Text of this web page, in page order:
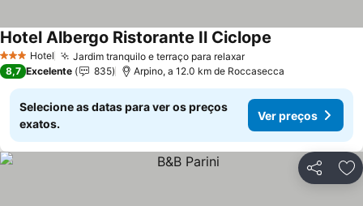
3 EstrelasHotel Jardim tranquilo e terraço para relaxarVer preços
Hotel Albergo Ristorante Il Ciclope
8,7 Excelente 835 Arpino, a 12.0 km de Roccasecca
Selecione as datas para ver os preços
exatos.
Ver preços
Partilhar